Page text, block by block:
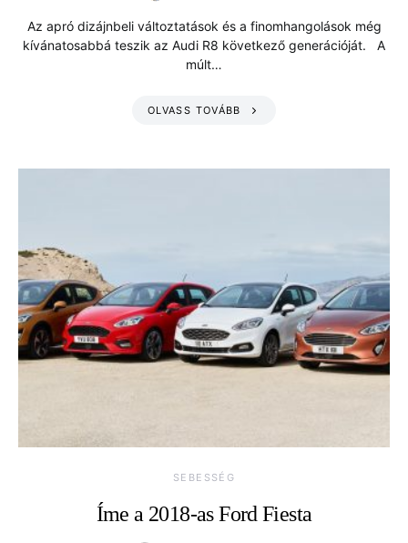
Az apró dizájnbeli változtatások és a finomhangolások még
kívánatosabbá teszik az Audi R8 következő generációját. A
múlt…
OLVASS TOVÁBB
SEBESSÉG
Íme a 2018-as Ford Fiesta